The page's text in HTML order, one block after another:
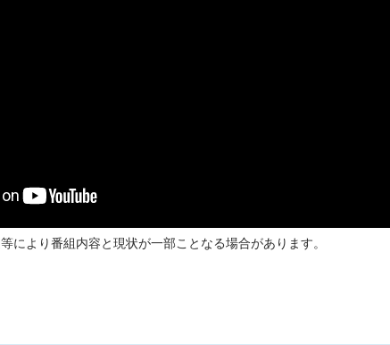
により番組内容と現状が一部ことなる場合があります。